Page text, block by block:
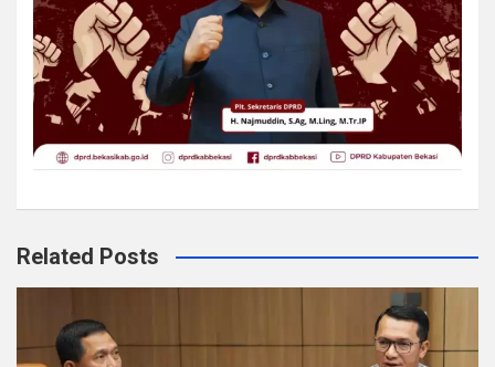
Related Posts